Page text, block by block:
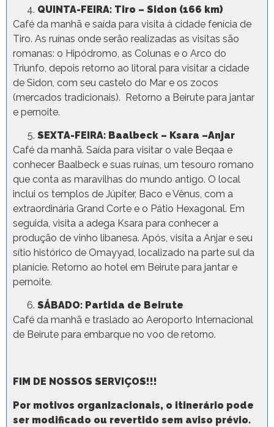
QUINTA-FEIRA: Tiro – Sidon (166 km)
Café da manhã e saída para visita à cidade fenícia de
Tiro. As ruínas onde serão realizadas as visitas são
romanas: o Hipódromo, as Colunas e o Arco do
Triunfo, depois retorno ao litoral para visitar a cidade
de Sidon, com seu castelo do Mar e os zocos
(mercados tradicionais). Retorno a Beirute para jantar
e pernoite.
SEXTA-FEIRA: Baalbeck – Ksara –Anjar
Café da manhã. Saída para visitar o vale Beqaa e
conhecer Baalbeck e suas ruínas, um tesouro romano
que conta as maravilhas do mundo antigo. O local
inclui os templos de Júpiter, Baco e Vênus, com a
extraordinária Grand Corte e o Pátio Hexagonal. Em
seguida, visita a adega Ksara para conhecer a
produção de vinho libanesa. Após, visita a Anjar e seu
sítio histórico de Omayyad, localizado na parte sul da
planície. Retorno ao hotel em Beirute para jantar e
pernoite.
SÁBADO: Partida de Beirute
Café da manhã e traslado ao Aeroporto Internacional
de Beirute para embarque no voo de retorno.
FIM DE NOSSOS SERVIÇOS!!!
Por motivos organizacionais, o itinerário pode
ser modificado ou revertido sem aviso prévio.